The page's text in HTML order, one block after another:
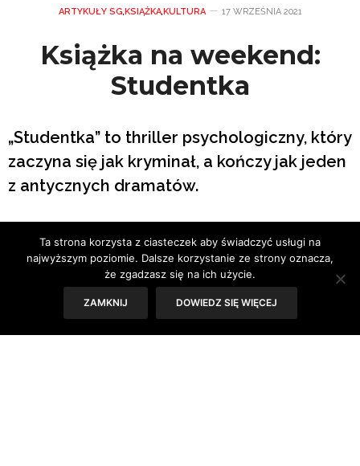
ARTYKUŁY SG,KSIĄŻKA,KULTURA 17 WRZEŚNIA 2021
Książka na weekend:
Studentka
„Studentka” to thriller psychologiczny, który
zaczyna się jak kryminał, a kończy jak jeden
z antycznych dramatów.
Tekst: Sylwia Skorstad
Ta strona korzysta z ciasteczek aby świadczyć usługi na
najwyższym poziomie. Dalsze korzystanie ze strony oznacza,
że zgadzasz się na ich użycie.
ZAMKNIJ DOWIEDZ SIĘ WIĘCEJ